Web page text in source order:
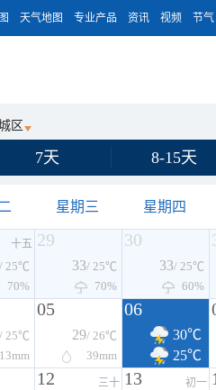
天气地图 专业产品 资讯 视频 节气
区
7天 8-15天
星期三 星期四
十五
/ 25℃
70%
29
33/ 25℃
70%
30
33/ 25℃
60%
/ 25℃
13mm
05
29/ 26℃
39mm
06
30℃
25℃
12 三十 13 初一